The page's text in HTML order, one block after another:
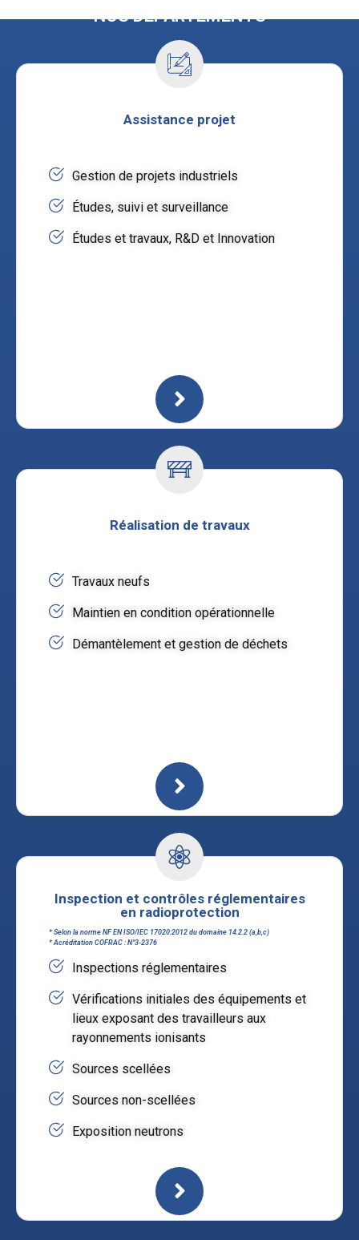
NOS DÉPARTEMENTS
Assistance projet
Gestion de projets industriels
Études, suivi et surveillance
Études et travaux, R&D et Innovation
Réalisation de travaux
Travaux neufs
Maintien en condition opérationnelle
Démantèlement et gestion de déchets
Inspection et contrôles réglementaires
en radioprotection
* Selon la norme NF EN ISO/IEC 17020:2012 du domaine 14.2.2 (a,b,c)
* Acréditation COFRAC : N°3-2376
Inspections réglementaires
Vérifications initiales des équipements et
lieux exposant des travailleurs aux
rayonnements ionisants
Sources scellées
Sources non-scellées
Exposition neutrons